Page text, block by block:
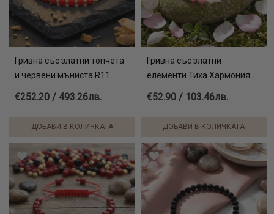
Гривна със златни топчета
и червени мъниста R11
€252.20 / 493.26лв.
ДОБАВИ В КОЛИЧКАТА
Гривна със златни
елементи Тиха Хармония
€52.90 / 103.46лв.
ДОБАВИ В КОЛИЧКАТА